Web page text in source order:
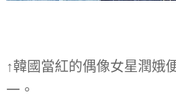
↑韓國當紅的偶像女星潤娥
一。